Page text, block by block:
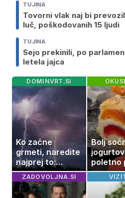
TUJINA
Tovorni vlak naj bi
luč, poškodovanih 15 ljudi
TUJINA
Sejo prekinili, po
letela jajca
DOMINVRT.SI
Ko začne
grmeti, naredite
najprej to:
strokovnjaki
opozarjajo na
pogosto napako
Bolj
poletno
ki
ZADOVOLJNA.SI